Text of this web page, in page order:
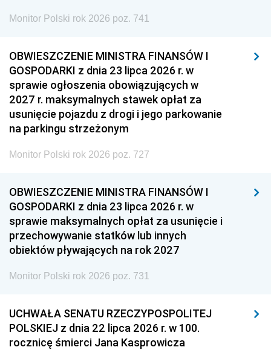
Monitor Polski rok 2026 poz. 741
OBWIESZCZENIE MINISTRA FINANSÓW I
GOSPODARKI z dnia 23 lipca 2026 r. w
sprawie ogłoszenia obowiązujących w
2027 r. maksymalnych stawek opłat za
usunięcie pojazdu z drogi i jego parkowanie
na parkingu strzeżonym
Monitor Polski rok 2026 poz. 727
OBWIESZCZENIE MINISTRA FINANSÓW I
GOSPODARKI z dnia 23 lipca 2026 r. w
sprawie maksymalnych opłat za usunięcie i
przechowywanie statków lub innych
obiektów pływających na rok 2027
Monitor Polski rok 2026 poz. 731
UCHWAŁA SENATU RZECZYPOSPOLITEJ
POLSKIEJ z dnia 22 lipca 2026 r. w 100.
rocznicę śmierci Jana Kasprowicza